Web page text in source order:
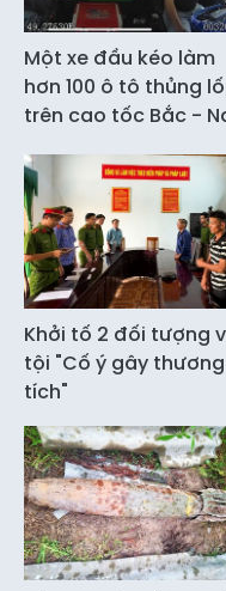
Một xe đầu kéo làm
hơn 100 ô tô thủng
trên cao tốc Bắc -
Khởi tố 2 đối tượng
tội "Cố ý gây thương
tích"